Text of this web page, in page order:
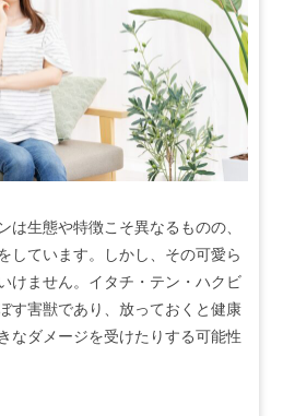
は生態や特徴こそ異なるものの、
しています。しかし、その可愛ら
けません。イタチ・テン・ハクビ
す害獣であり、放っておくと健康
なダメージを受けたりする可能性